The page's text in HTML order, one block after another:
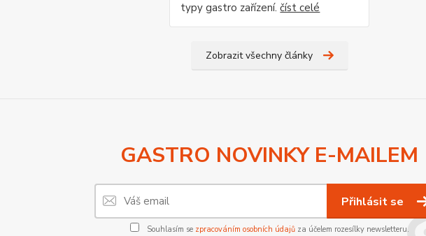
typy gastro zařízení.číst celé
Zobrazit všechny články
GASTRO NOVINKY E-MAILEM
Přihlásit se
Souhlasím se zpracováním osobních údajůza účelem rozesílky newsletteru.